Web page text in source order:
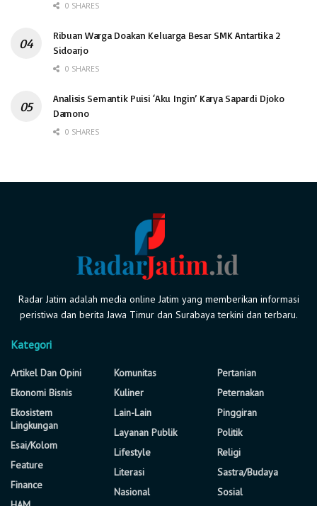
0 SHARES
Ribuan Warga Doakan Keluarga Besar SMK Antartika 2
Sidoarjo
0 SHARES
Analisis Semantik Puisi ‘Aku Ingin’ Karya Sapardi Djoko
Damono
0 SHARES
Radar Jatim adalah media online Jatim yang memberikan informasi
peristiwa dan berita Jawa Timur dan Surabaya terkini dan terbaru.
Kategori
Artikel Dan Opini
Ekonomi Bisnis
Ekosistem
Lingkungan
Esai/Kolom
Feature
Finance
Komunitas
Kuliner
Lain-Lain
Layanan Publik
Lifestyle
Literasi
Nasional
Pertanian
Peternakan
Pinggiran
Politik
Religi
Sastra/Budaya
Sosial